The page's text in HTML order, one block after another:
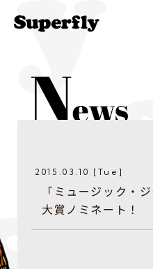
2015.03.10 [Tue]
「ミュージック・
大賞ノミネート！